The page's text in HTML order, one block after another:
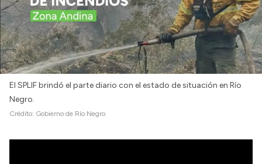
El SPLIF brindó el parte diario con el estado de situación en Río
Negro.
Crédito: Gobierno de Río Negro